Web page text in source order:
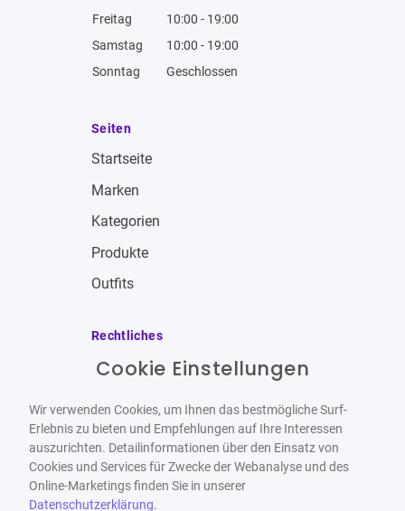
Freitag
10:00 - 19:00
Samstag
10:00 - 19:00
Sonntag
Geschlossen
Seiten
Startseite
Marken
Kategorien
Produkte
Outfits
Rechtliches
Impressum
Datenschutzbestimmungen
Widerrufsbelehrung
Cookie Einstellungen
Wir verwenden Cookies, um Ihnen das bestmögliche Surf-
Erlebnis zu bieten und Empfehlungen auf Ihre Interessen
auszurichten. Detailinformationen über den Einsatz von
Cookies und Services für Zwecke der Webanalyse und des
Online-Marketings finden Sie in unserer
Datenschutzerklärung.